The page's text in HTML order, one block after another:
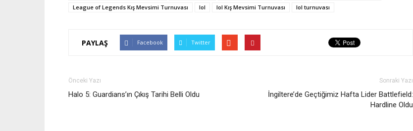
League of Legends Kış Mevsimi Turnuvası
lol lol Kış Mevsimi Turnuvası lol turnuvası
PAYLAŞ Facebook Twitter
Önceki Yazı
Halo 5: Guardians’ın Çıkış Tarihi Belli Oldu
Sonraki Yazı
İngiltere’de Geçtiğimiz Hafta Lider Battlefield:
Hardline Oldu